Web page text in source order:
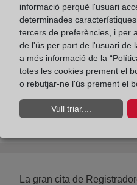
Las incidencias
cláusula Rebus Sic
La gran cita de
informació perquè l'usuari
determinades
tercers de preferències, i per
de l'ús per part de l'usuari de
a més informació de la
totes les cookies prement el
o rebutjar-ne l'ús prement el
Vull triar....